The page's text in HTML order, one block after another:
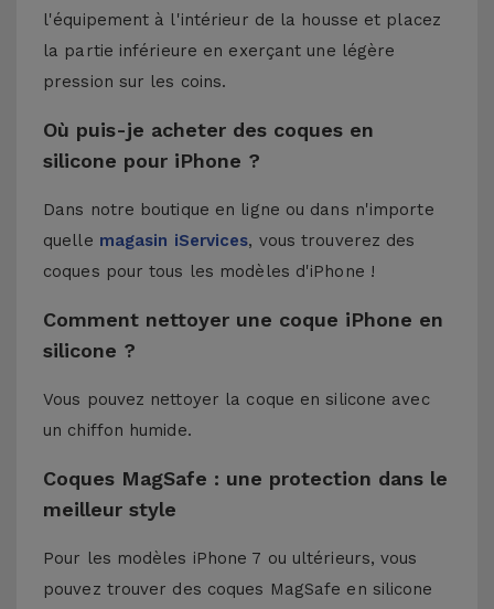
l'équipement à l'intérieur de la housse et placez
la partie inférieure en exerçant une légère
pression sur les coins.
Où puis-je acheter des coques en
silicone pour iPhone ?
Dans notre boutique en ligne ou dans n'importe
quelle magasin iServices, vous trouverez des
coques pour tous les modèles d'iPhone !
Comment nettoyer une coque iPhone en
silicone ?
Vous pouvez nettoyer la coque en silicone avec
un chiffon humide.
Coques MagSafe : une protection dans le
meilleur style
Pour les modèles iPhone 7 ou ultérieurs, vous
pouvez trouver des coques MagSafe en silicone